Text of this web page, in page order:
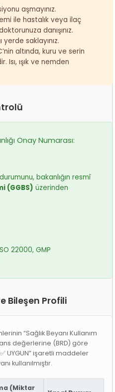
aşmayınız.
ile hastalık veya ilaç
danışınız.
saklayınız.
altında, kuru ve serin
ışık ve nemden
Onay Numarası:
bakanlığın resmî
(GGBS) üzerinden
22000, GMP
Bileşen Profili
“Sağlık Beyanı Kullanım
değerlerine (BRD) göre
UYGUN” işaretli maddeler
kullanılmıştır.
(Miktar